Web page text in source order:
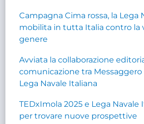
Campagna Cima rossa, la Lega
mobilita in tutta Italia contro la
genere
Avviata la collaborazione
comunicazione tra
Lega Navale Italiana
TEDxImola 2025 e Lega Navale
per trovare nuove prospettive